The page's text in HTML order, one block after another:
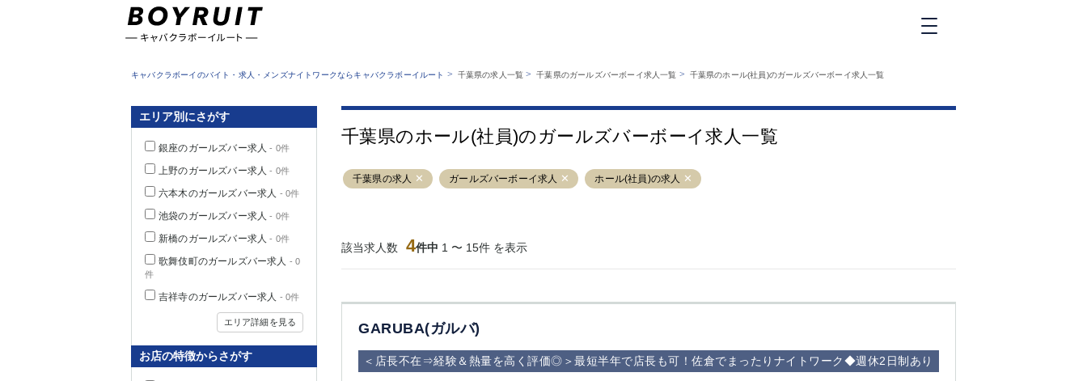
業種から探す
職種から探す
キャバクラボーイルートとは？
キャバクラボーイのバイト・求人・メンズナイトワークならキャバクラボーイルート > 千葉県の求人一覧 >千葉県のガールズバーボーイ求人一覧 > 千葉県のホール(社員)のガールズバーボーイ求人一覧
千葉県のホール(社員)のガールズバーボーイ求人一覧
千葉県の求人 ガールズバーボーイ求人 ホール(社員)の求人
該当求人数 4件中 1 〜 15件 を表示
GARUBA(ガルバ)
＜店長不在⇒経験＆熱量を高く評価◎＞最短半年で店長も可！佐倉でまったりナイトワーク◆週休2日制あり
エリア別にさがす
銀座のガールズバー求人- 0件
上野のガールズバー求人- 0件
六本木のガールズバー求人 - 0件
池袋のガールズバー求人- 0件
新橋のガールズバー求人- 0件
歌舞伎町のガールズバー求人 - 0
件
吉祥寺のガールズバー求人 - 0件
エリア詳細を見る
お店の特徴からさがす
東京都 銀座 上野 六本木 池袋
新橋
立川
千葉中央 門前仲町 町田
五反田
大山
赤坂 高円寺 赤羽
ひばりヶ丘（北
学芸大学
の好立地！
京メトロ南北線
「赤羽岩淵駅」
から徒歩10分
宿